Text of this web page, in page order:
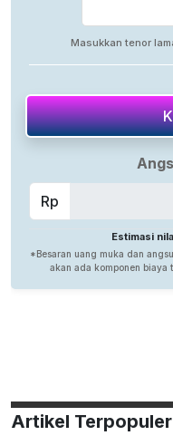
Artikel Terpopuler